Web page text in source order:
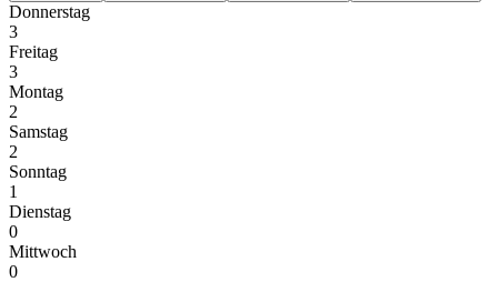
Donnerstag
3
Freitag
3
Montag
2
Samstag
2
Sonntag
1
Dienstag
0
Mittwoch
0